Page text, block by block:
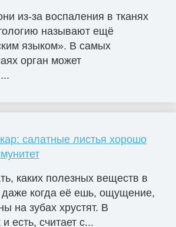
из-за воспаления в тканях
называют ещё
языком». В самых
орган может
салатные листья хорошо
каких полезных веществ в
когда её ешь, ощущение,
на зубах хрустят. В
есть, считает с...